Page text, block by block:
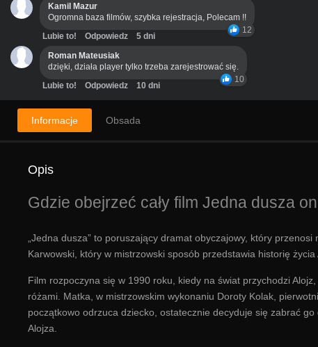
Kamil Mazur
Ogromna baza filmów, szybka rejestracja, Polecam !!
12
Lubie to! Odpowiedz
5 dni
Roman Mateusiak
dzięki, działa player tylko trzeba zarejestrować się.
10
Lubie to! Odpowiedz 10 dni
Informacje Obsada
Opis
Gdzie obejrzeć cały film Jedna dusza
„Jedna dusza” to poruszający dramat obyczajowy, który
Karwowski, który w mistrzowski sposób przedstawia historię
Film rozpoczyna się w 1990 roku, kiedy na świat przychodzi
różami. Matka, w mistrzowskim wykonaniu Doroty Kolak,
początkowo odrzuca dziecko, ostatecznie decyduje się zabrać
Alojza.